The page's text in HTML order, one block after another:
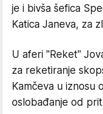
je i bivša šefica
Katica Janeva, za
U aferi "Reket"
za reketiranje
Kamčeva u iznosu
oslobađanje od